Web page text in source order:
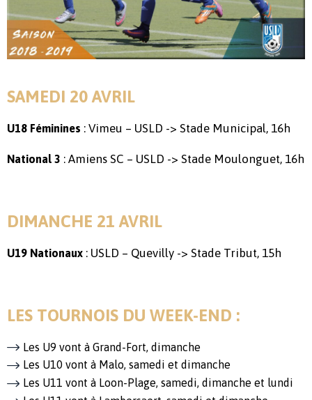
SAMEDI 20 AVRIL
U18 Féminines : Vimeu – USLD -> Stade Municipal, 16h
National 3 : Amiens SC – USLD -> Stade Moulonguet, 16h
DIMANCHE 21 AVRIL
U19 Nationaux : USLD – Quevilly -> Stade Tribut, 15h
LES TOURNOIS DU WEEK-END :
Les U9 vont à Grand-Fort, dimanche
Les U10 vont à Malo, samedi et dimanche
Les U11 vont à Loon-Plage, samedi, dimanche et lundi